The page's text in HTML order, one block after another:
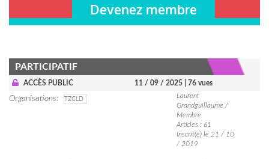
Devenez membre
PARTICIPATIF
ACCÈS PUBLIC 11 / 09 / 2025 | 76 vues
Organisations TZCLD
Laurent
Grandguillaume /
Membre
Articles : 61
Inscrit(e) le 21 / 10
/ 2019